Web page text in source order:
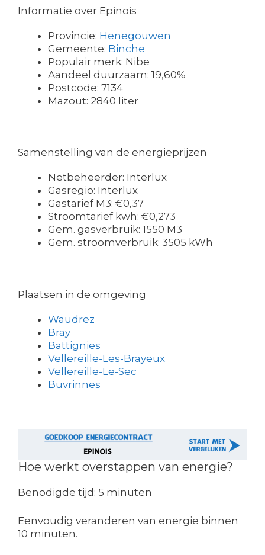
Informatie over Epinois
Provincie: Henegouwen
Gemeente: Binche
Populair merk: Nibe
Aandeel duurzaam: 19,60%
Postcode: 7134
Mazout: 2840 liter
Samenstelling van de energieprijzen
Netbeheerder: Interlux
Gasregio: Interlux
Gastarief M3: €0,37
Stroomtarief kwh: €0,273
Gem. gasverbruik: 1550 M3
Gem. stroomverbruik: 3505 kWh
Plaatsen in de omgeving
Waudrez
Bray
Battignies
Vellereille-Les-Brayeux
Vellereille-Le-Sec
Buvrinnes
Hoe werkt overstappen van energie?
Benodigde tijd: 5 minuten
Eenvoudig veranderen van energie binnen
10 minuten.